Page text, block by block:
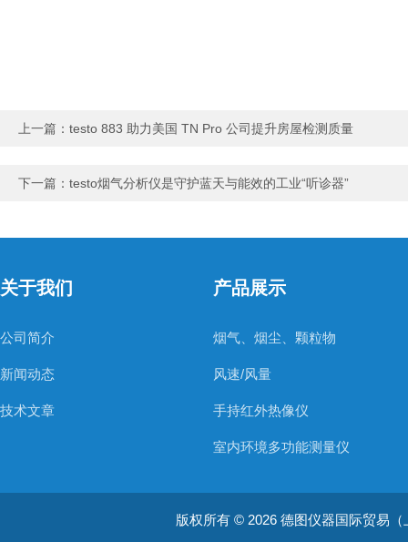
上一篇： testo 883 助力美国 TN Pro 公司提升房屋检测质量
下一篇： testo烟气分析仪是守护蓝天与能效的工业“听诊器”
关于我们
公司简介
新闻动态
技术文章
产品展示
烟气、烟尘、颗粒物
风速/风量
手持红外热像仪
室内环境多功能测量仪
温湿度仪器
版权所有 © 2026 德图仪器国际贸易